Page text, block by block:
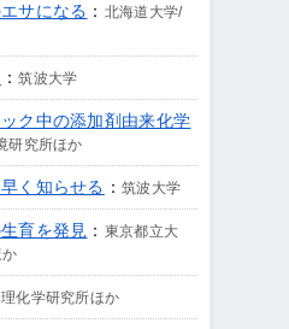
サになる ： 北海道大学/
：筑波大学
ク中の添加剤由来化学
研究所ほか
く知らせる ：筑波大学
育を発見 ： 東京都立大
理化学研究所ほか